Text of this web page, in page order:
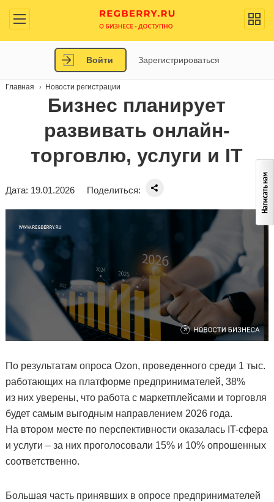
Войти Зарегистрироваться
Главная Новости регистрации
Бизнес планирует
развивать онлайн-
торговлю, услуги и IT
Дата: 19.01.2026 Поделиться:
По результатам опроса Ozon, проведенного среди 1 тыс.
работающих на платформе предпринимателей, 38%
из них уверены, что работа с маркетплейсами и торговля
будет самым выгодным направлением 2026 года.
На втором месте по перспективности оказалась IT-сфера
и услуги – за них проголосовали 15% и 10% опрошенных
соответственно.
Большая часть принявших в опросе предпринимателей